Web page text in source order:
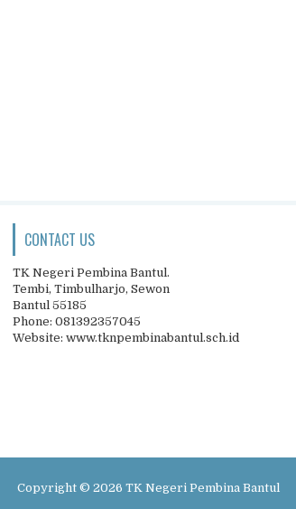
CONTACT US
TK Negeri Pembina Bantul.
Tembi, Timbulharjo, Sewon
Bantul 55185
Phone: 081392357045
Website: www.tknpembinabantul.sch.id
Copyright © 2026 TK Negeri Pembina Bantul